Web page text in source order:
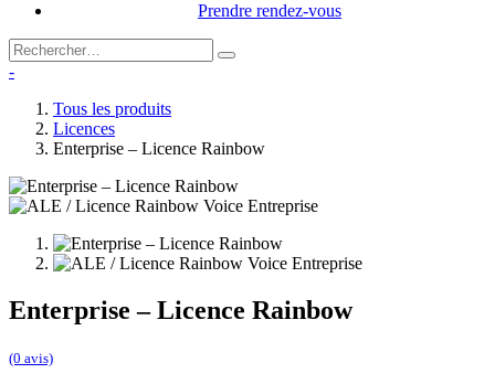
Prendre rendez-vous
-
Tous les produits
Licences
Enterprise – Licence Rainbow
Enterprise – Licence Rainbow
(0 avis)